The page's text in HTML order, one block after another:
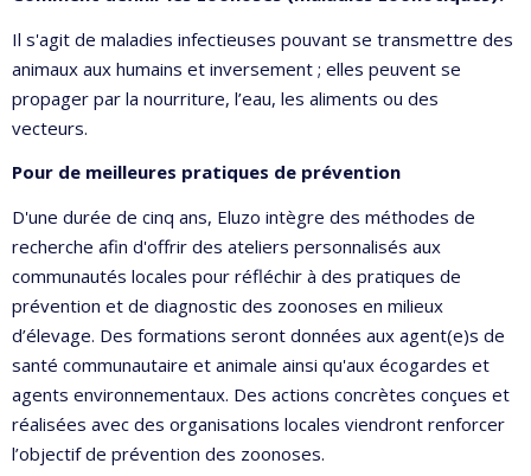
Il s'agit de maladies infectieuses pouvant se transmettre des
animaux aux humains et inversement ; elles peuvent se
propager par la nourriture, l’eau, les aliments ou des
vecteurs.
Pour de meilleures pratiques de prévention
D'une durée de cinq ans, Eluzo intègre des méthodes de
recherche afin d'offrir des ateliers personnalisés aux
communautés locales pour réfléchir à des pratiques de
prévention et de diagnostic des zoonoses en milieux
d’élevage. Des formations seront données aux agent(e)s de
santé communautaire et animale ainsi qu'aux écogardes et
agents environnementaux. Des actions concrètes conçues et
réalisées avec des organisations locales viendront renforcer
l’objectif de prévention des zoonoses.